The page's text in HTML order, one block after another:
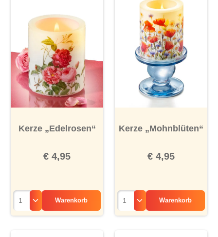
Kerze „Edelrosen“
€ 4,95
Warenkorb
Kerze „Mohnblüten“
€ 4,95
Warenkorb